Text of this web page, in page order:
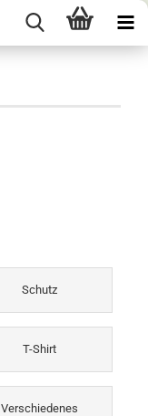
Schutz
T-Shirt
Verschiedenes